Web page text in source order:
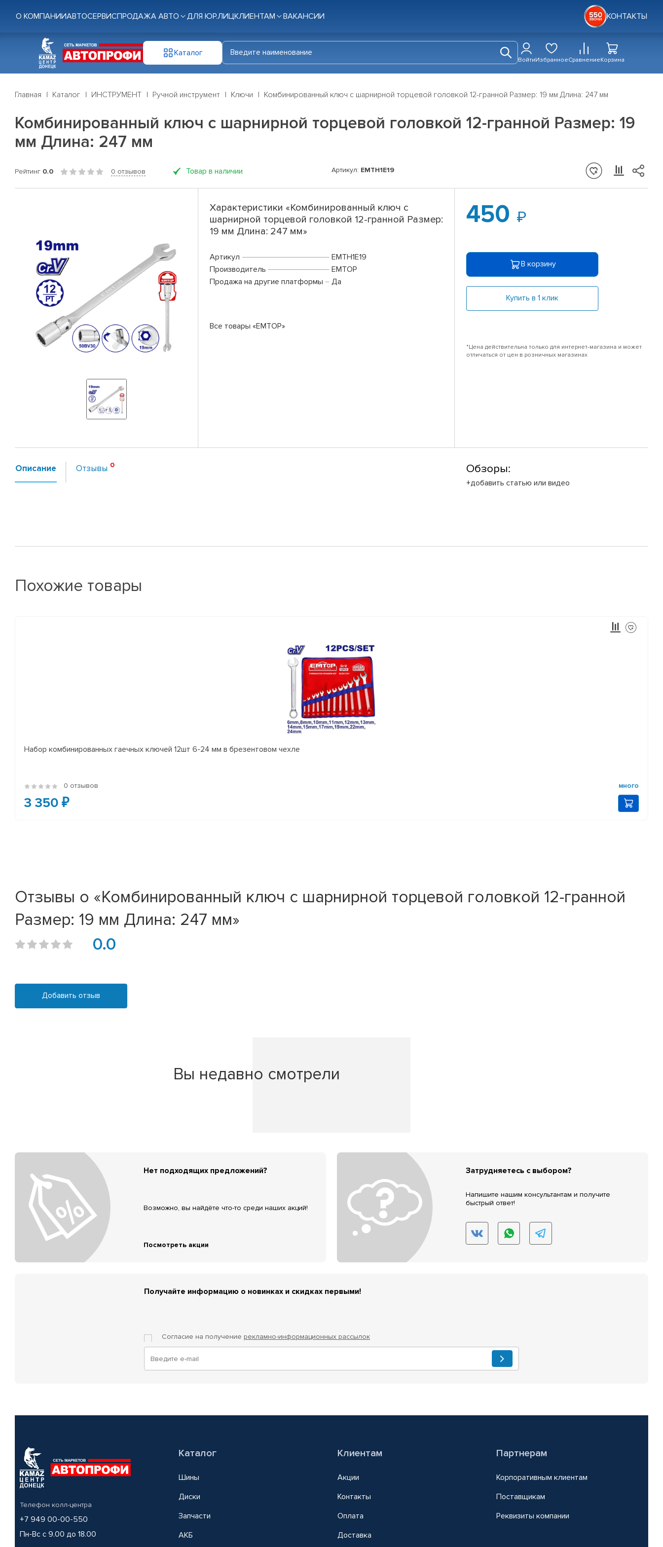
О КОМПАНИИАВТОСЕРВИСПРОДАЖА АВТО ДЛЯ ЮР.ЛИЦКЛИЕНТАМ ВАКАНСИИ КОНТАКТЫ
Каталог
ВойтиИзбранноеСравнениеКорзина
Главная Каталог ИНСТРУМЕНТ Ручной инструмент Ключи Комбинированный ключ с шарнирной торцевой головкой 12-гранной Размер: 19 мм Длина: 247 мм
Комбинированный ключ с шарнирной торцевой головкой 12-гранной Размер: 19
мм Длина: 247 мм
Рейтинг 0.0 0 отзывов Товар в наличии Артикул: EMTH1E19
Характеристики «Комбинированный ключ с
шарнирной торцевой головкой 12-гранной Размер:
19 мм Длина: 247 мм»
Артикул
EMTH1E19
Производитель
EMTOP
Продажа на другие платформы
Да
Все товары «EMTOP»
450
В корзину
Купить в 1 клик
*Цена действительна только для интернет-магазина и может
отличаться от цен в розничных магазинах
Описание Отзывы Обзоры:
+добавить статью или видео
Похожие товары
Набор комбинированных гаечных ключей 12шт 6-24 мм в брезентовом чехле
0 отзывов много
3 350 ₽
Отзывы о «Комбинированный ключ с шарнирной торцевой головкой 12-гранной
Размер: 19 мм Длина: 247 мм»
0.0
Добавить отзыв
Вы недавно смотрели
Нет подходящих предложений?
Возможно, вы найдёте что-то среди наших акций!
Посмотреть акции
Затрудняетесь с выбором?
Напишите нашим консультантам и получите
быстрый ответ!
Получайте информацию о новинках и скидках первыми!
Согласие на получение рекламно-информационных рассылок
Телефон колл-центра
+7 949 00-00-550
Пн-Вс с 9.00 до 18.00
Каталог
Шины
Диски
Запчасти
АКБ
Клиентам
Акции
Контакты
Оплата
Доставка
Партнерам
Корпоративным клиентам
Поставщикам
Реквизиты компании